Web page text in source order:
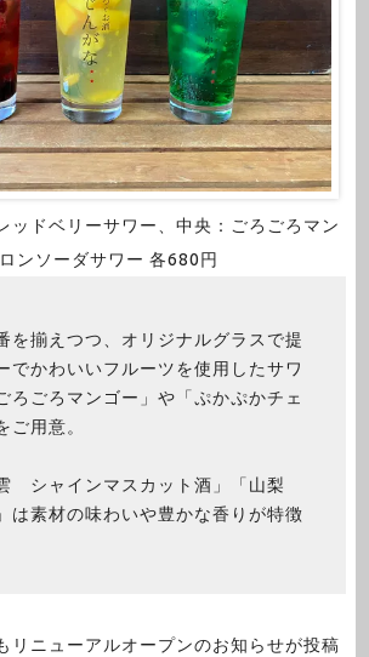
ッドベリーサワー、中央：ごろごろマン
ンソーダサワー 各680円
を揃えつつ、オリジナルグラスで提
でかわいいフルーツを使用したサワ
ろごろマンゴー」や「ぷかぷかチェ
ご用意。
シャインマスカット酒」「山梨
は素材の味わいや豊かな香りが特徴
リニューアルオープンのお知らせが投稿